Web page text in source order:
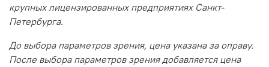
крупных лицензированных предприятиях Санкт-
Петербурга.
До выбора параметров зрения, цена указана за оправу.
После выбора параметров зрения добавляется цена